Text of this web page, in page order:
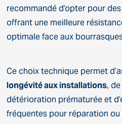
recommandé d’opter pour
offrant une meilleure
optimale face aux
Ce choix technique permet
longévité aux installations,
détérioration prématurée et
fréquentes pour réparation